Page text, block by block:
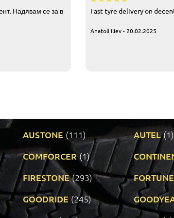
Надявам се за в
Fast tyre delivery on
Anatoli Iliev - 20.02.2025
AUSTONE (111) AUTEL (1)
COMFORCER (1)
FIRESTONE (293) FORTUNE
GOODRIDE (245)